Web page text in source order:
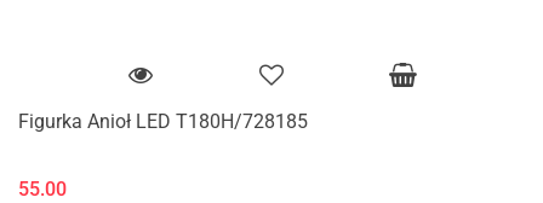
Figurka Anioł LED T180H/728185
55.00